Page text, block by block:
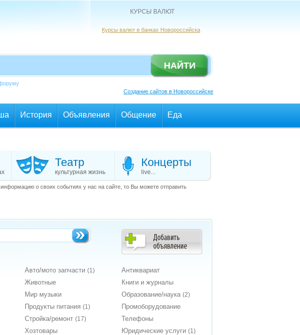
КУРСЫ ВАЛЮТ
Курсы валют в банках Новороссийска
Создание сайтов в Новороссийске
История Объявления Общение Еда
Театр
культурная жизнь
Концерты
live...
о своих событиях у нас на сайте, то Вы можете отправить
Авто/мото запчасти (1)
Антиквариат
Животные
Книги и журналы
Мир музыки Образование/наука (2)
Продукты питания (1)
Промоборудование
Стройка/ремонт (17)
Телефоны
Хозтовары Юридические услуги (1)